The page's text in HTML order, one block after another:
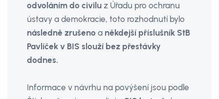
odvoláním do civilu z Úřadu pro ochranu
ústavy a demokracie, toto rozhodnutí bylo
následně zrušeno a někdejší příslušník StB
Pavlíček v BIS slouží bez přestávky
dodnes.
Informace v návrhu na povýšení jsou podle